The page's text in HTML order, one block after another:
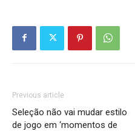
Previous article
Seleção não vai mudar estilo
de jogo em ‘momentos de